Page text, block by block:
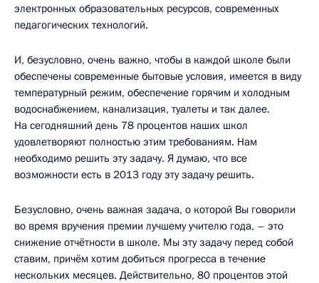
электронных образовательных ресурсов, современных
педагогических технологий.
И, безусловно, очень важно, чтобы в каждой школе были
обеспечены современные бытовые условия, имеется в виду
температурный режим, обеспечение горячим и холодным
водоснабжением, канализация, туалеты и так далее.
На сегодняшний день 78 процентов наших школ
удовлетворяют полностью этим требованиям. Нам
необходимо решить эту задачу. Я думаю, что все
возможности есть в 2013 году эту задачу решить.
Безусловно, очень важная задача, о которой Вы говорили
во время вручения премии лучшему учителю года, – это
снижение отчётности в школе. Мы эту задачу перед собой
ставим, причём хотим добиться прогресса в течение
нескольких месяцев. Действительно, 80 процентов этой